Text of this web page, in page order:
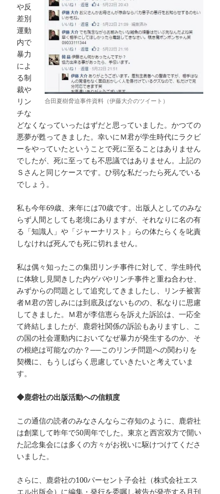
合田夏樹脅迫事件資料（伊藤大介のツイート）
や反
差別
運動
内で
暴力
によ
る制
裁や
リン
チな
どなくなっていったはずだと思っていました。かつての
悪夢が甦ってきました。幸いにＭ君が学生時代にラクビ
ーをやっていたということで死に至ることはありません
でしたが、死に至っても不思議ではありません。上記の
Ｓさんと同じケースです。ひ弱な私だったら死んでいる
でしょう。
私も今年69歳、来年には70歳です。出版人としてのみな
らず人間としても老境にありますが、それなりに名の有
る「知識人」や「ジャーナリスト」らの体たらくを叱責
しなければ死んでも死に切れません。
私は偶々知ったこの集団リンチ事件に対して、学生時代
に体験し見聞きした内ゲバやリンチ事件と重ね合わせ、
みずからの問題として追究してきましたし、リンチ被害
者Ｍ君の苦しみには到底及ばないものの、私なりに思慮
してきました。Ｍ君が李信恵らを訴えた訴訟は、一応全
て終結しましたが、鹿砦社関係の訴訟もありますし、こ
の国の社会運動内においてなぜ暴力が発生するのか、そ
の根絶は可能なのか？──このリンチ問題への関わりを
契機に、もうしばらく思慮していきたいと考えていま
す。
◆鹿砦社の出版活動への信頼度
この通信の読者のみなさんならご存知のように、鹿砦社
は創業して昨年で50周年でした。東京と西宮双方で開い
た記念集会には多くの方々がお祝いに駆けつけてくださ
いました。
さらに、鹿砦社の100パーセント子会社（株式会社エス
エル出版会）に編集・発行を委嘱し被告が発売する月刊